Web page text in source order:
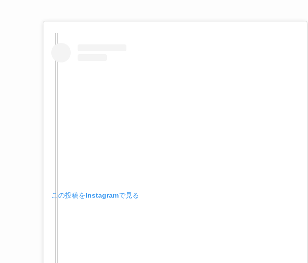
この投稿をInstagramで見る